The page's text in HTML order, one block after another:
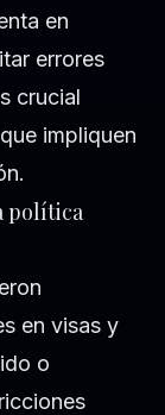
en
errores
crucial
impliquen
política
en visas y
o